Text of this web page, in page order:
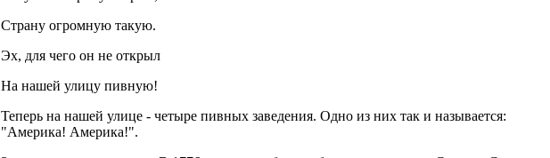
Страну огромную такую.
Эх, для чего он не открыл
На нашей улицу пивную!
Теперь на нашей улице - четыре пивных заведения. Одно из них так и называется:
"Америка! Америка!".